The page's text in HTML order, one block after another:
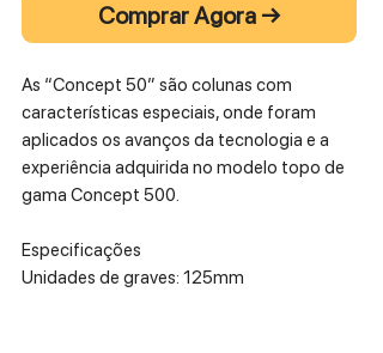
Comprar Agora →
As “Concept 50” são colunas com
características especiais, onde foram
aplicados os avanços da tecnologia e a
experiência adquirida no modelo topo de
gama Concept 500.
Especificações
Unidades de graves: 125mm